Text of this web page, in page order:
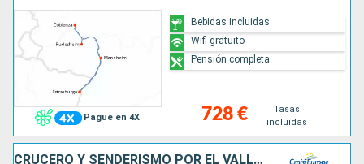
Pague en 4X 728 €
Tasas
incluidas
Bebidas incluidas
Wifi gratuito
Pensión completa
CRUCERO Y SENDERISMO POR EL VALLE DEL RIN ¿ HISTORIA, TRADICIONES Y AMBIENTE RENANO (FORMULA PUERTO/PUERTO)